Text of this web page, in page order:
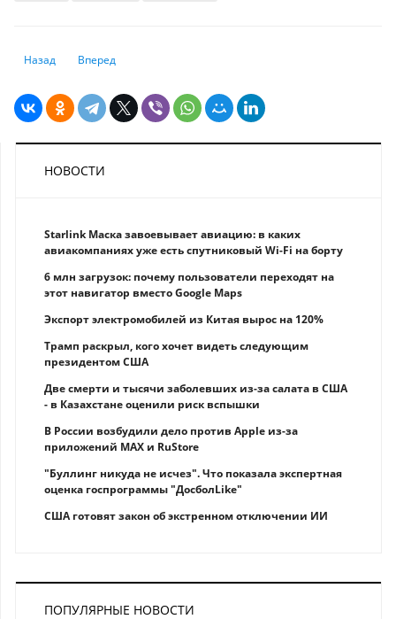
Предыдущий: 5 научных прорывов современности, меняющих мир
Назад Следующий: Счёт пришёл, атака началась. Касперский
Вперед
НОВОСТИ
Starlink Маска завоевывает авиацию: в каких
авиакомпаниях уже есть спутниковый Wi-Fi на борту
6 млн загрузок: почему пользователи переходят на
этот навигатор вместо Google Maps
Экспорт электромобилей из Китая вырос на 120%
Трамп раскрыл, кого хочет видеть следующим
президентом США
Две смерти и тысячи заболевших из-за салата в США
- в Казахстане оценили риск вспышки
В России возбудили дело против Apple из-за
приложений MAX и RuStore
"Буллинг никуда не исчез". Что показала экспертная
оценка госпрограммы "ДосболLike"
США готовят закон об экстренном отключении ИИ
ПОПУЛЯРНЫЕ НОВОСТИ